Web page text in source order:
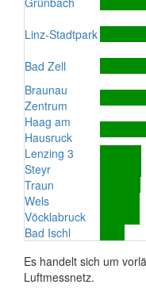
Linz-Stadtpark
Bad Zell
Braunau
Zentrum
Haag am
Hausruck
Lenzing 3
Steyr
Traun
Wels
Vöcklabruck
Bad Ischl
Es handelt sich um
Luftmessnetz.